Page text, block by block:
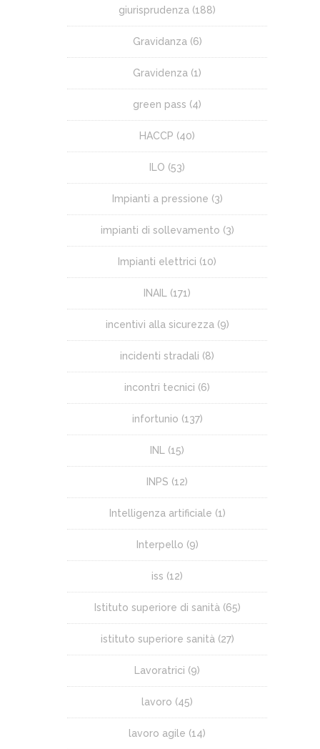
giurisprudenza (188)
Gravidanza(6)
Gravidenza (1)
green pass (4)
HACCP (40)
ILO (53)
Impianti a pressione (3)
impianti di sollevamento (3)
Impianti elettrici (10)
INAIL (171)
incentivi alla sicurezza(9)
incidenti stradali (8)
incontri tecnici (6)
infortunio (137)
INL (15)
INPS (12)
Intelligenza artificiale (1)
Interpello (9)
iss (12)
Istituto superiore di sanità(65)
istituto superiore sanità(27)
Lavoratrici (9)
lavoro (45)
lavoro agile (14)